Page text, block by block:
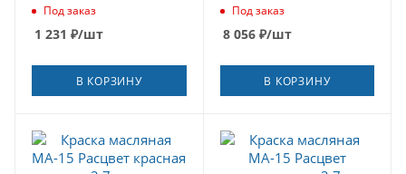
Под заказ
1 231 ₽/шт
В КОРЗИНУ
Под заказ
8 056₽/шт
В КОРЗИНУ